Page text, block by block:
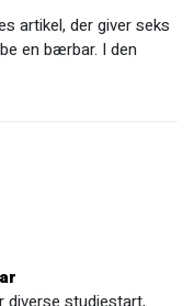
artikel, der giver seks
en bærbar. I den